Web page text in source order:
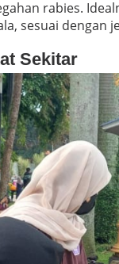
rabies.
sesuai dengan
Sekitar